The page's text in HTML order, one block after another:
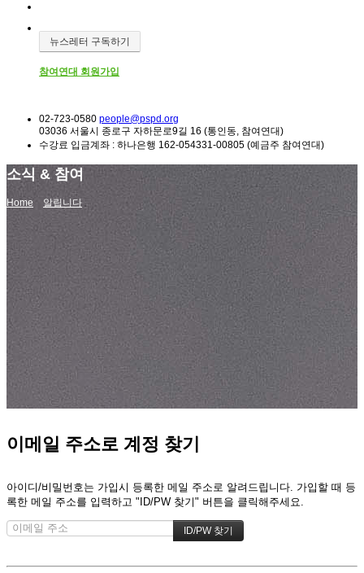
뉴스레터 구독하기
참여연대 회원가입
02-723-0580 people@pspd.org
03036 서울시 종로구 자하문로9길 16 (통인동, 참여연대)
수강료 입금계좌 : 하나은행 162-054331-00805 (예금주 참여연대)
소식 & 참여
Home 알립니다
이메일 주소로 계정 찾기
아이디/비밀번호는 가입시 등록한 메일 주소로 알려드립니다. 가입할 때 등
록한 메일 주소를 입력하고 "ID/PW 찾기" 버튼을 클릭해주세요.